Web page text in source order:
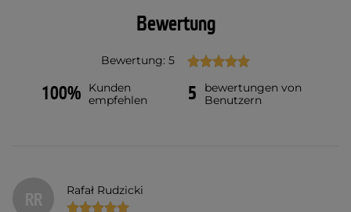
Bewertung
Bewertung: 5
100%
Kunden
empfehlen
5
bewertungen von
Benutzern
RR Rafał Rudzicki